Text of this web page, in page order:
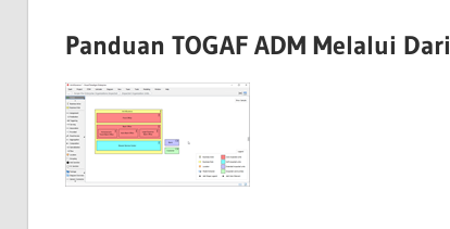
Panduan TOGAF ADM Melalui Dari